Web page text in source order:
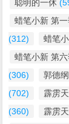
聪明的一休
蜡笔小新 第
(312)
蜡笔
蜡笔小新 第
(306)
郭德
(702)
霹雳
(360)
霹雳